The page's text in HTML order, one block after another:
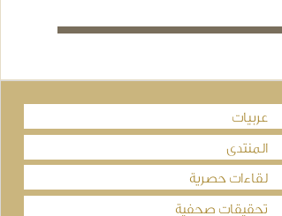
عربيات
المنتدى
لقاءات حصرية
تحقيقات صحفية